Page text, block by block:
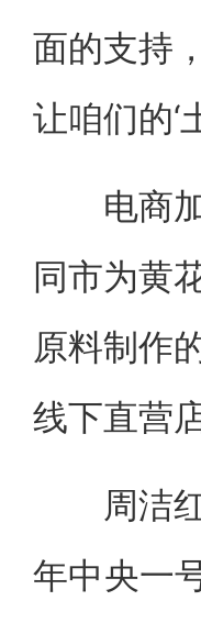
面的支持
让咱们的‘
电商加
同市为黄
原料制作
线下直营
周洁红
年中央一